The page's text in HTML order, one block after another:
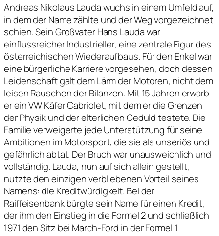
Andreas Nikolaus Lauda wuchs in einem Umfeld auf,
in dem der Name zählte und der Weg vorgezeichnet
schien. Sein Großvater Hans Lauda war
einflussreicher Industrieller, eine zentrale Figur des
österreichischen Wiederaufbaus. Für den Enkel war
eine bürgerliche Karriere vorgesehen, doch dessen
Leidenschaft galt dem Lärm der Motoren, nicht dem
leisen Rauschen der Bilanzen. Mit 15 Jahren erwarb
er ein VW Käfer Cabriolet, mit dem er die Grenzen
der Physik und der elterlichen Geduld testete. Die
Familie verweigerte jede Unterstützung für seine
Ambitionen im Motorsport, die sie als unseriös und
gefährlich abtat. Der Bruch war unausweichlich und
vollständig. Lauda, nun auf sich allein gestellt,
nutzte den einzigen verbliebenen Vorteil seines
Namens: die Kreditwürdigkeit. Bei der
Raiffeisenbank bürgte sein Name für einen Kredit,
der ihm den Einstieg in die Formel 2 und schließlich
1971 den Sitz bei March-Ford in der Formel 1